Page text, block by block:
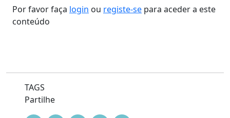
Por favor faça login ou registe-se para aceder a este
conteúdo
TAGS
Partilhe